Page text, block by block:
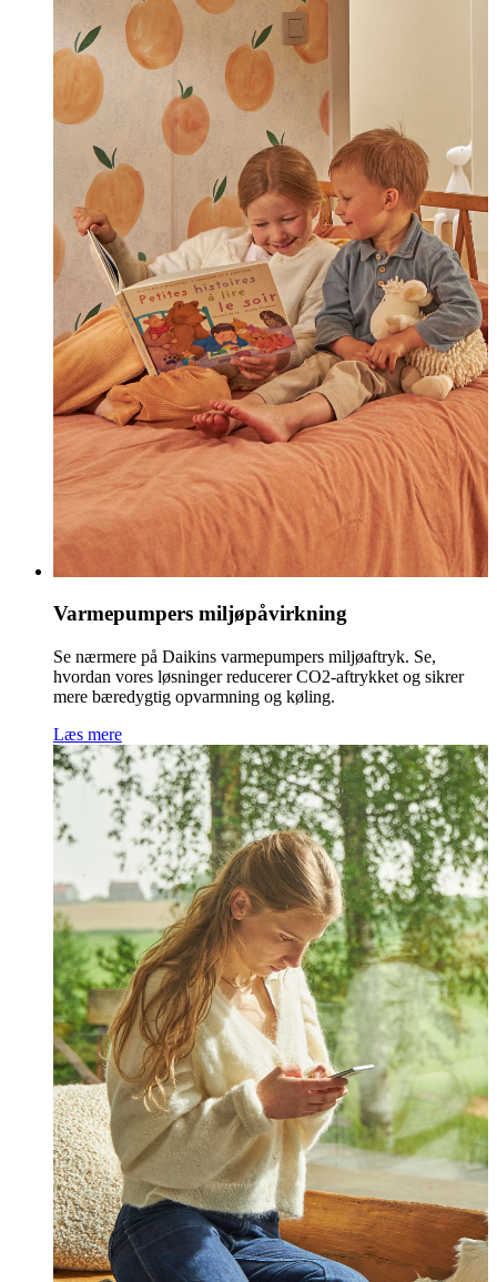
Varmepumpers miljøpåvirkning
Se nærmere på Daikins varmepumpers miljøaftryk. Se,
hvordan vores løsninger reducerer CO2-aftrykket og sikrer
mere bæredygtig opvarmning og køling.
Læs mere